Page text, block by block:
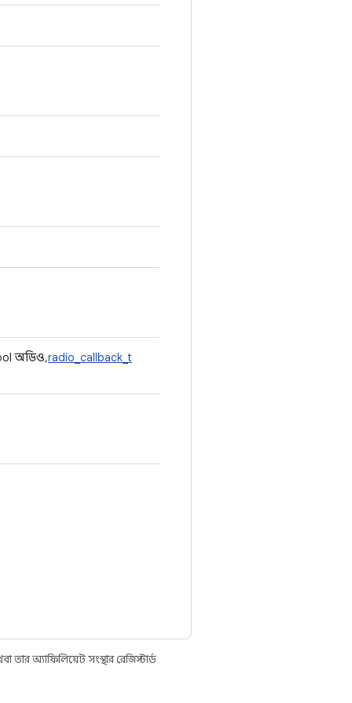
অডিও,radio_callback_t
অ্যাফিলিয়েট সংস্থার রেজিস্টার্ড